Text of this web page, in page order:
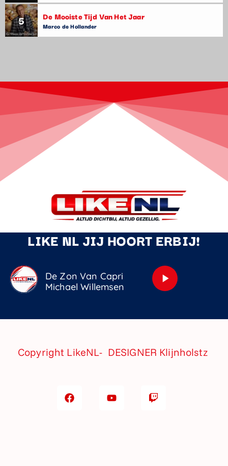
5 De Mooiste Tijd Van Het Jaar
Marco de Hollander
LIKE NL JIJ HOORT ERBIJ!
De Zon Van Capri
Michael Willemsen
play_arrow
Copyright LikeNL- DESIGNER Klijnholstz